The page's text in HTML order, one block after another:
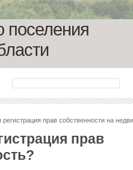
поселения
прав собственности на
прав